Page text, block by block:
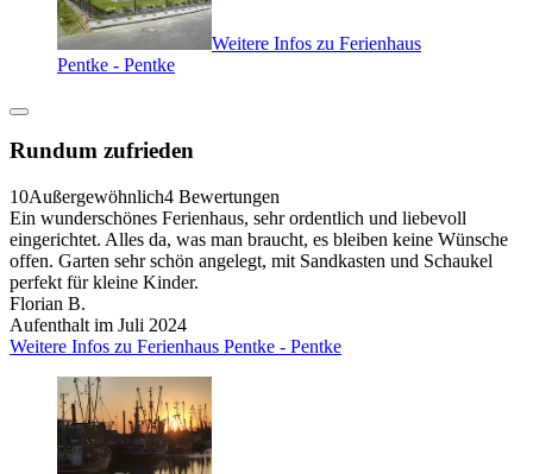
Weitere Infos zu Ferienhaus
Pentke - Pentke
Rundum zufrieden
10Außergewöhnlich4 Bewertungen
Ein wunderschönes Ferienhaus, sehr ordentlich und liebevoll
eingerichtet. Alles da, was man braucht, es bleiben keine Wünsche
offen. Garten sehr schön angelegt, mit Sandkasten und Schaukel
perfekt für kleine Kinder.
Florian B.
Aufenthalt im Juli 2024
Weitere Infos zu Ferienhaus Pentke - Pentke